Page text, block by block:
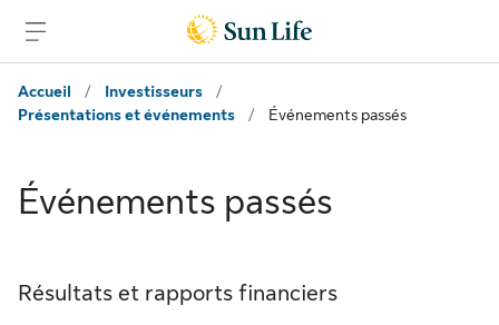
Accueil
/ Investisseurs
/
Présentations et événements
/ Événements passés
Événements passés
Résultats et rapports financiers